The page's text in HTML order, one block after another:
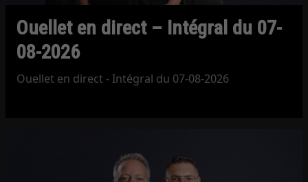
Ouellet en direct – Intégral du 07-
08-2026
Ouellet en direct - Intégral du 07-08-2026